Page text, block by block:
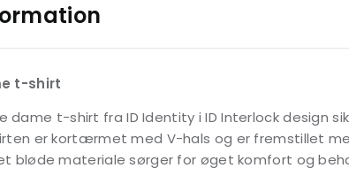
t-shirt
dame t-shirt fra ID Identity i ID Interlock design
er kortærmet med V-hals og er fremstillet
bløde materiale sørger for øget komfort og